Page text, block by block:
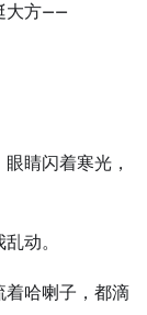
大方——
睛闪着寒光，
动。
着哈喇子，都滴